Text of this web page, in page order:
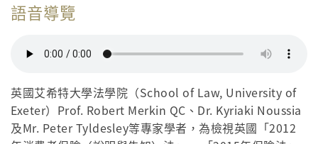
語音導覽
英國艾希特大學法學院（School of Law, University of
Exeter）Prof. Robert Merkin QC、Dr. Kyriaki Noussia
及Mr. Peter Tyldesley等專家學者，為檢視英國「2012